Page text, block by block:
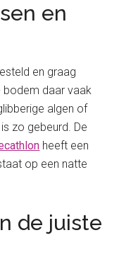
en
en graag
bodem daar vaak
algen of
zo gebeurd. De
heeft een
op een natte
de juiste